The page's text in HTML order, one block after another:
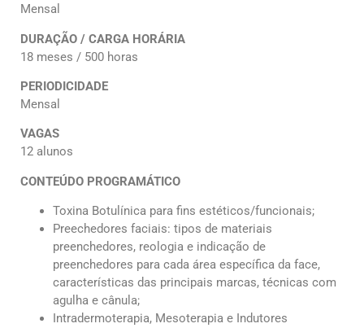
Mensal
DURAÇÃO / CARGA HORÁRIA
18 meses / 500 horas
PERIODICIDADE
Mensal
VAGAS
12 alunos
CONTEÚDO PROGRAMÁTICO
Toxina Botulínica para fins estéticos/funcionais;
Preechedores faciais: tipos de materiais
preenchedores, reologia e indicação de
preenchedores para cada área específica da face,
características das principais marcas, técnicas com
agulha e cânula;
Intradermoterapia, Mesoterapia e Indutores